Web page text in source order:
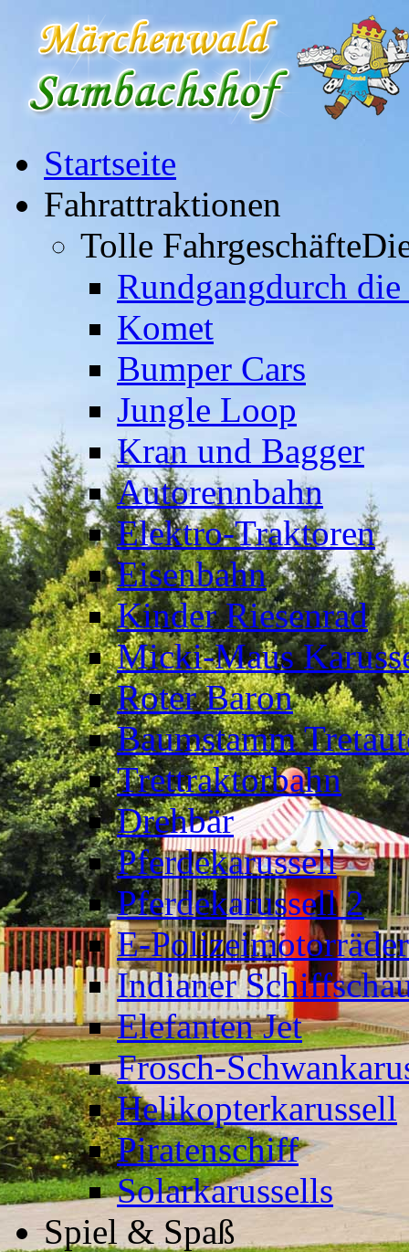
Startseite
Fahrattraktionen
Tolle Fahrgeschäfte
Rundgangdurch die
Komet
Bumper Cars
Jungle Loop
Kran und Bagger
Autorennbahn
Elektro-Traktoren
Eisenbahn
Kinder Riesenrad
Micki-Maus
Roter Baron
Baumstamm
Trettraktorbahn
Drehbär
Pferdekarussell
Pferdekarussell 2
E-Polizeimotorräder
Indianer
Elefanten Jet
Frosch-
Helikopterkarussell
Piratenschiff
Solarkarussells
Spiel & Spaß